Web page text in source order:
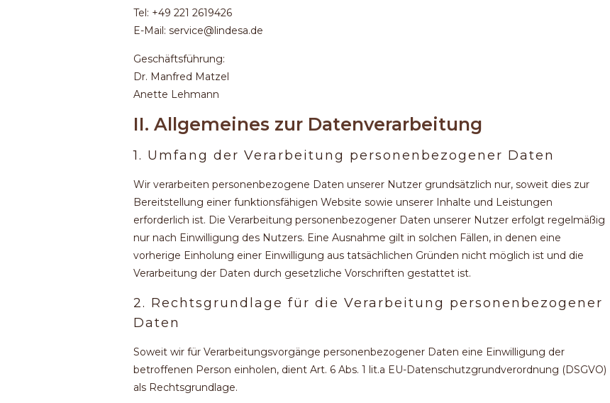
Tel: +49 221 2619426
E-Mail: service@lindesa.de
Geschäftsführung:
Dr. Manfred Matzel
Anette Lehmann
II. Allgemeines zur Datenverarbeitung
1. Umfang der Verarbeitung personenbezogener Daten
Wir verarbeiten personenbezogene Daten unserer Nutzer grundsätzlich nur, soweit dies zur
Bereitstellung einer funktionsfähigen Website sowie unserer Inhalte und Leistungen
erforderlich ist. Die Verarbeitung personenbezogener Daten unserer Nutzer erfolgt regelmäßig
nur nach Einwilligung des Nutzers. Eine Ausnahme gilt in solchen Fällen, in denen eine
vorherige Einholung einer Einwilligung aus tatsächlichen Gründen nicht möglich ist und die
Verarbeitung der Daten durch gesetzliche Vorschriften gestattet ist.
2. Rechtsgrundlage für die Verarbeitung personenbezogener
Daten
Soweit wir für Verarbeitungsvorgänge personenbezogener Daten eine Einwilligung der
betroffenen Person einholen, dient Art. 6 Abs. 1 lit.a EU-Datenschutzgrundverordnung (DSGVO)
als Rechtsgrundlage.